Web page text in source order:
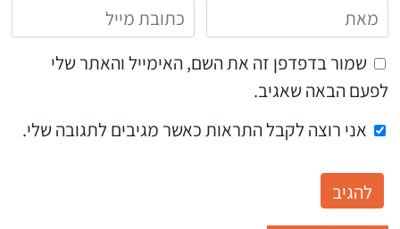
שמור בדפדפן זה את השם, האימייל והאתר שלי
לפעם הבאה שאגיב.
אני רוצה לקבל התראות כאשר מגיבים לתגובה שלי.